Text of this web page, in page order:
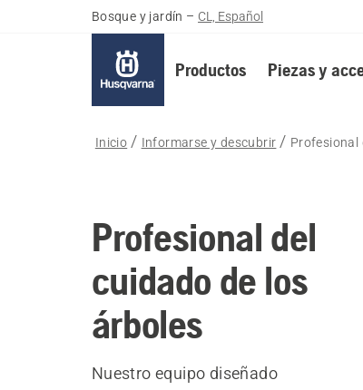
Bosque y jardín – CL, Español
Productos Piezas y
Inicio Informarse y descubrir Profesional
Profesional del
cuidado de los
árboles
Nuestro equipo diseñado